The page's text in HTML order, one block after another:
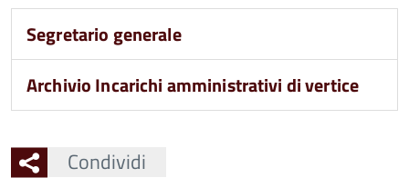
Segretario generale
Archivio Incarichi amministrativi di vertice
Condividi